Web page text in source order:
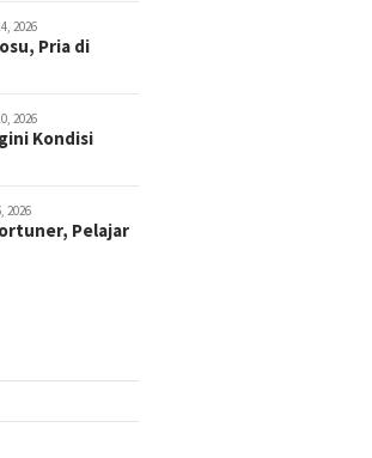
2026
Pria di
2026
Kondisi
2026
Pelajar